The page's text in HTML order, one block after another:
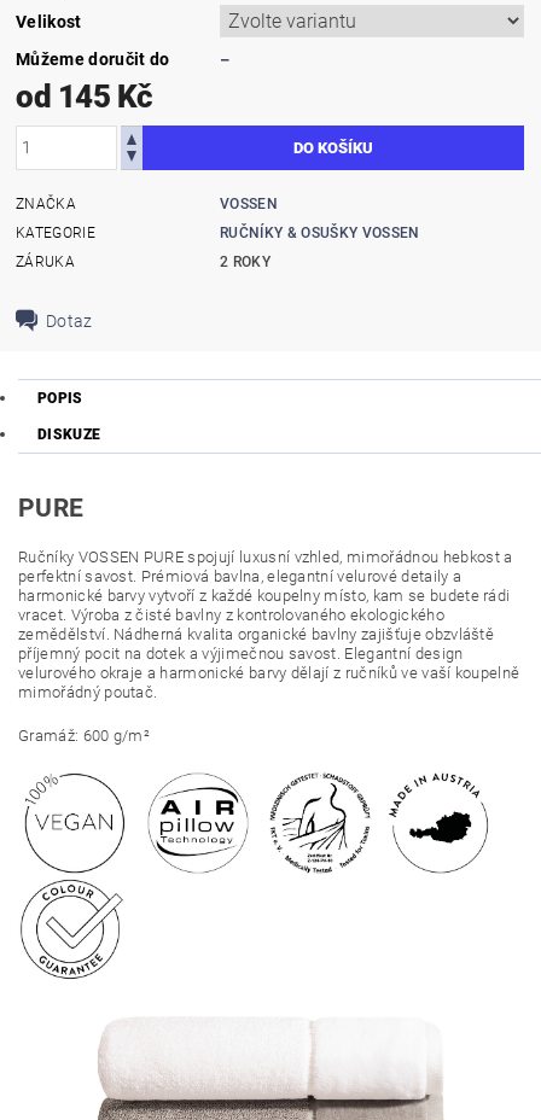
Velikost
Můžeme doručit do
–
od 145 Kč
ZNAČKA
VOSSEN
KATEGORIE
RUČNÍKY & OSUŠKY VOSSEN
ZÁRUKA
2 ROKY
Dotaz
POPIS
DISKUZE
PURE
Ručníky VOSSEN PURE spojují luxusní vzhled, mimořádnou hebkost a
perfektní savost. Prémiová bavlna, elegantní velurové detaily a
harmonické barvy vytvoří z každé koupelny místo, kam se budete rádi
vracet. Výroba z čisté bavlny z kontrolovaného ekologického
zemědělství. Nádherná kvalita organické bavlny zajišťuje obzvláště
příjemný pocit na dotek a výjimečnou savost. Elegantní design
velurového okraje a harmonické barvy dělají z ručníků ve vaší koupelně
mimořádný poutač.
Gramáž: 600 g/m²